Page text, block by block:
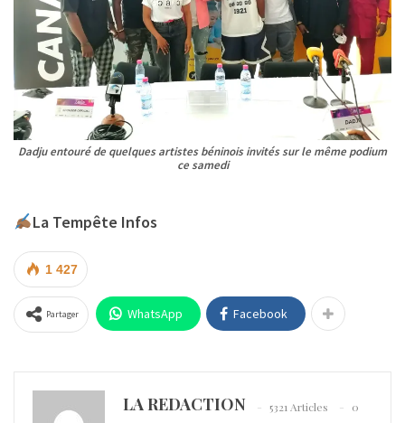
Dadju entouré de quelques artistes béninois invités sur le même podium
ce samedi
La Tempête Infos
1 427
Partager WhatsApp Facebook
LA REDACTION 5321 Articles
0